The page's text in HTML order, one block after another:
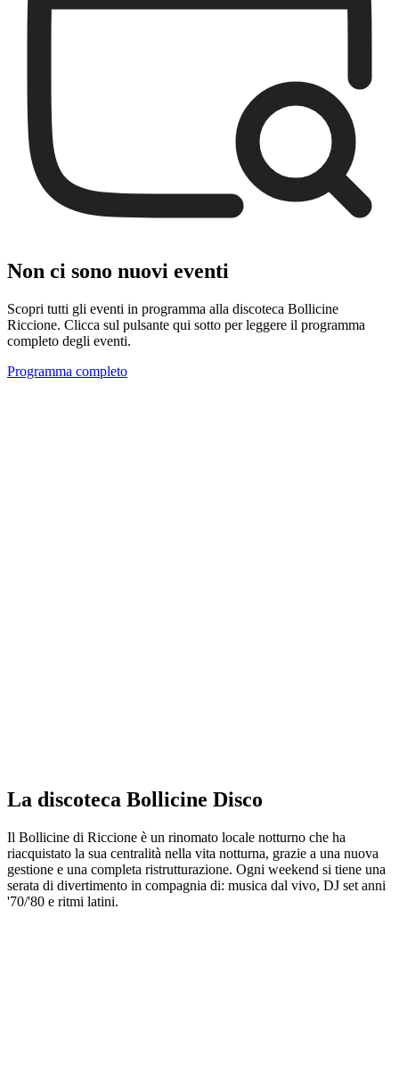
Non ci sono nuovi eventi
Scopri tutti gli eventi in programma alla discoteca Bollicine
Riccione. Clicca sul pulsante qui sotto per leggere il programma
completo degli eventi.
Programma completo
La discoteca Bollicine Disco
Il Bollicine di Riccione è un rinomato locale notturno che ha
riacquistato la sua centralità nella vita notturna, grazie a una nuova
gestione e una completa ristrutturazione. Ogni weekend si tiene una
serata di divertimento in compagnia di: musica dal vivo, DJ set anni
'70/'80 e ritmi latini.